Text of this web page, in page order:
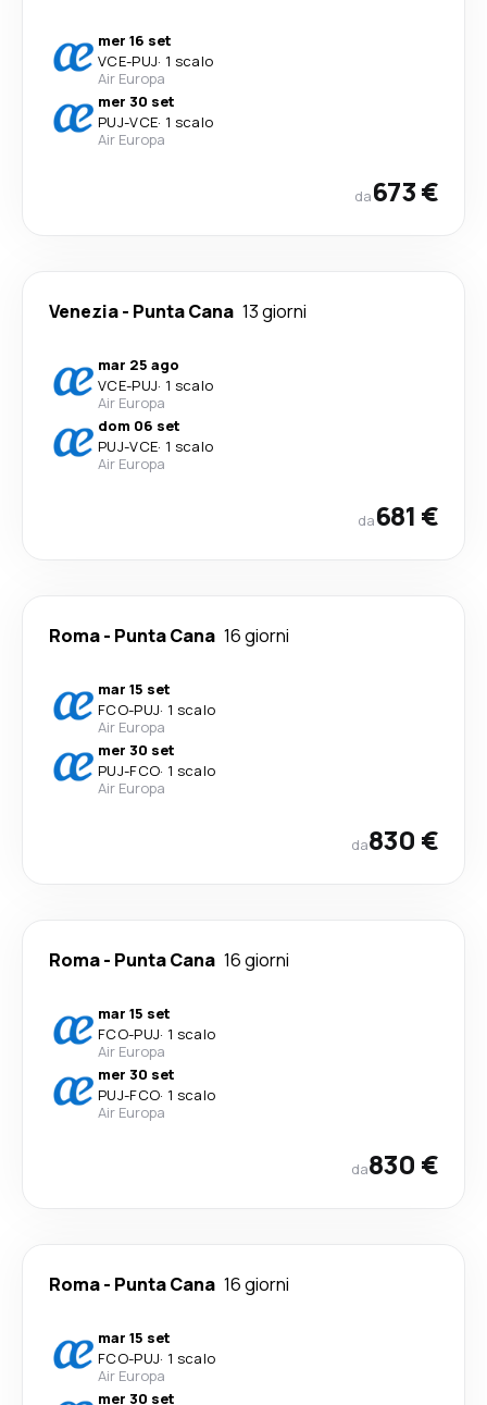
mer 16 set
VCE-PUJ· 1 scalo
Air Europa
mer 30 set
PUJ-VCE· 1 scalo
Air Europa
da673 €
Venezia- Punta Cana 13 giorni
mar 25 ago
VCE-PUJ· 1 scalo
Air Europa
dom 06 set
PUJ-VCE· 1 scalo
Air Europa
da681 €
Roma- Punta Cana 16 giorni
mar 15 set
FCO-PUJ· 1 scalo
Air Europa
mer 30 set
PUJ-FCO· 1 scalo
Air Europa
da830 €
Roma- Punta Cana 16 giorni
mar 15 set
FCO-PUJ· 1 scalo
Air Europa
mer 30 set
PUJ-FCO· 1 scalo
Air Europa
da830 €
Roma- Punta Cana 16 giorni
mar 15 set
FCO-PUJ· 1 scalo
Air Europa
mer 30 set